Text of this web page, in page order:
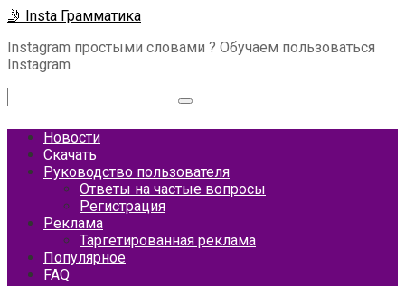
Перейти
контенту
🤳 Insta Грамматика
Instagram простыми словами ? Обучаем пользоваться
Instagram
Новости
Скачать
Руководство пользователя
Ответы на частые вопросы
Регистрация
Реклама
Таргетированная реклама
Популярное
FAQ